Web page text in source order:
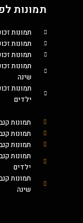
תמונות
תמונות
תמונות
תמונות
תמונות
שינה
תמונות
ילדים
תמונות
תמונות
תמונות
תמונות
ילדים
תמונות
שינה